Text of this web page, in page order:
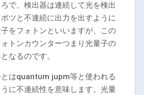
で、検出器は連続して光を検出
ツと不連続に出力を出すように
をフォトンといいますが、この
トンカウンターつまり光量子の
なるのです。
とはquantum jupm等と使われる
に不連続性を意味します。光量